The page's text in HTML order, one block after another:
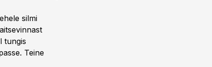
silmi
tungis
Teine